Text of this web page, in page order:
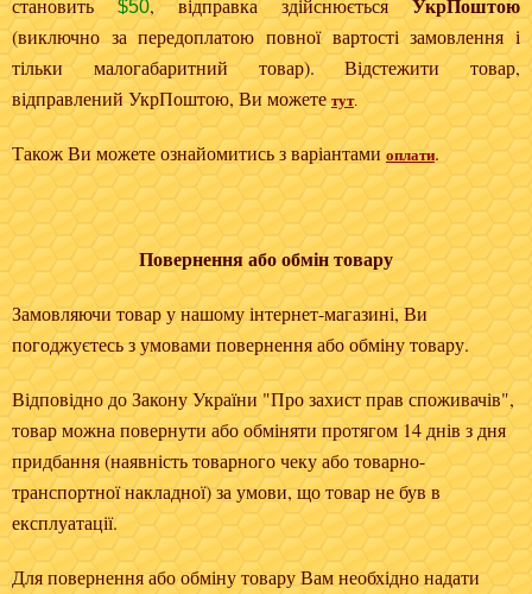
становить
$50, відправка здійснюється
(виключно за передоплатою повної вартості замовлення і
тільки малогабаритний товар). Відстежити товар,
відправлений УкрПоштою, Ви можете тут.
Також Ви можете ознайомитись з варіантами оплати.
Повернення або обмін товару
Замовляючи товар у нашому інтернет-магазині, Ви
погоджуєтесь з умовами повернення або обміну товару.
Відповідно до Закону України "Про захист прав споживачів",
товар можна повернути або обміняти протягом 14 днів з дня
придбання (наявність товарного чеку або товарно-
транспортної накладної) за умови, що товар не був в
експлуатації.
Для повернення або обміну товару Вам необхідно надати